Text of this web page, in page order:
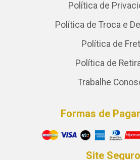
Política de
Política de Troca e
Política de
Política de
Trabalhe
Formas de
Site Seguro